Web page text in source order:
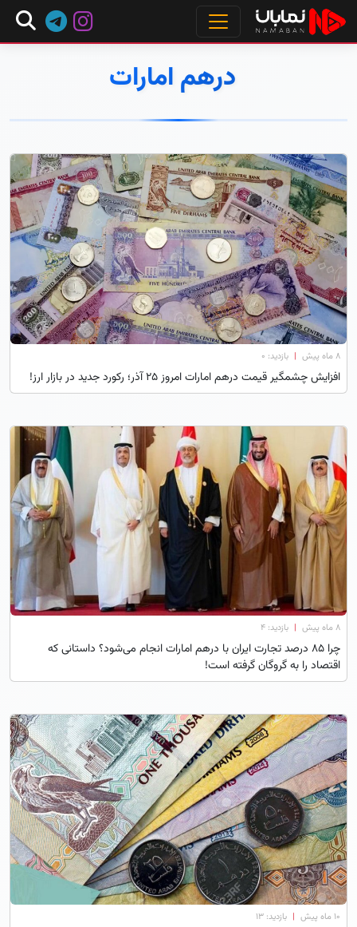
درهم امارات
۸ ماه پیش | بازدید: 0
افزایش چشمگیر قیمت درهم امارات امروز 25 آذر؛ رکورد جدید در بازار ارز!
۸ ماه پیش | بازدید: 4
چرا 85 درصد تجارت ایران با درهم امارات انجام می‌شود؟ داستانی که
اقتصاد را به گروگان گرفته است!
۱۰ ماه پیش | بازدید: 13